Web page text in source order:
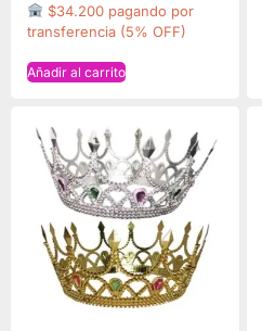
$34.200 pagando por
transferencia (5% OFF)
Añadir al carrito